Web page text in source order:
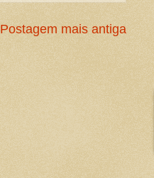
Postagem mais antiga